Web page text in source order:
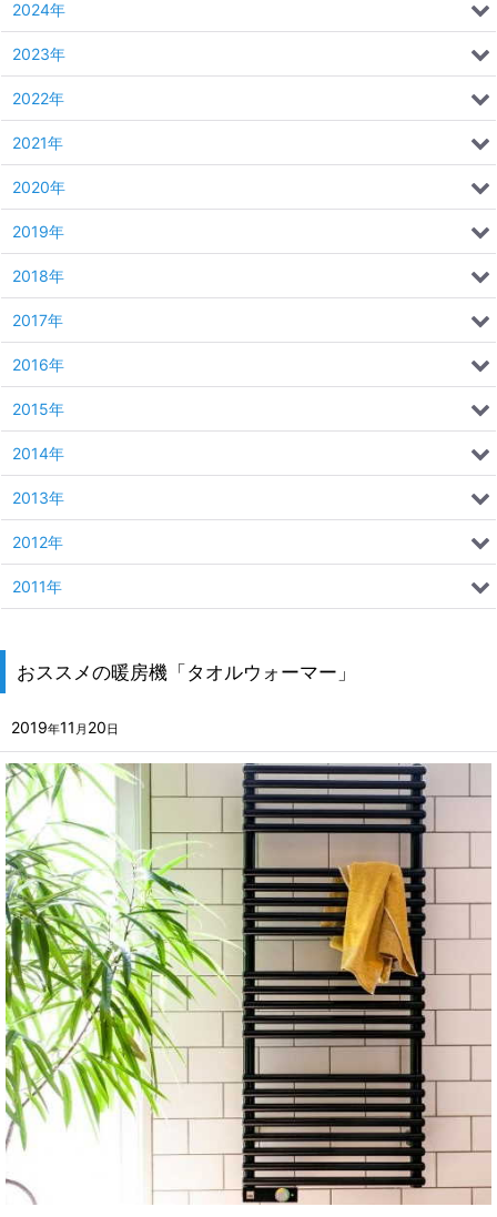
おススメの暖房機「タオルウォーマー」
2019年11 月 20日
2024年
2023年
2022年
2021年
2020年
2019年
2018年
2017年
2016年
2015年
2014年
2013年
2012年
2011年